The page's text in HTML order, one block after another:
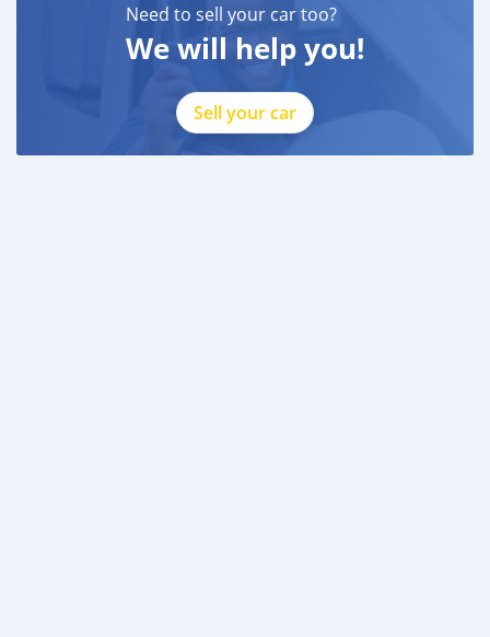
Need to sell your car too?
We will help you!
Sell your car